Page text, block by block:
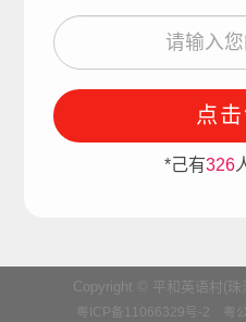
点
*己有326
Copyright © 平和英语村(
粤ICP备11066329号-2 粤